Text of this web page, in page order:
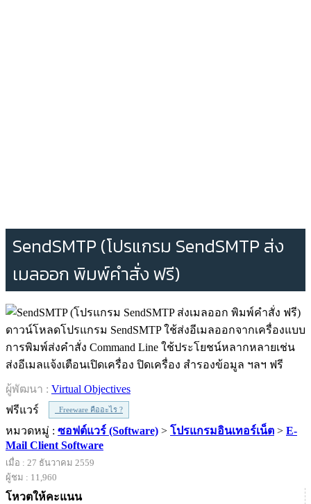
SendSMTP (โปรแกรม SendSMTP ส่ง
เมลออก พิมพ์คำสั่ง ฟรี)
ดาวน์โหลดโปรแกรม SendSMTP ใช้ส่งอีเมลออกจากเครื่องแบบ
การพิมพ์ส่งคำสั่ง Command Line ใช้ประโยชน์หลากหลายเช่น
ส่งอีเมลแจ้งเตือนเปิดเครื่อง ปิดเครื่อง สำรองข้อมูล ฯลฯ ฟรี
ผู้พัฒนา : Virtual Objectives
ฟรีแวร์
Freeware คืออะไร ?
หมวดหมู่ : ซอฟต์แวร์ (Software) > โปรแกรมอินเทอร์เน็ต > E-
Mail Client Software
เมื่อ : 27 ธันวาคม 2559
ผู้ชม : 11,960
โหวตให้คะแนน